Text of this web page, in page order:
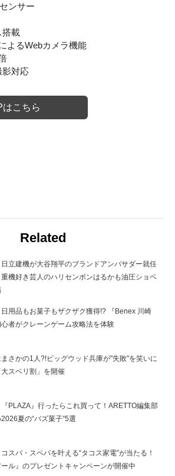
ンサー
搭載
よるWebカメラ機能
影対応
こちら
Related
日立建機が大谷翔平のブランドアンバサダー就任
機好き芸人のハリセンボンはるかも油圧ショベ
日用品もお菓子もザクザク獲得!? 『Benex 川崎
者がクレーンゲーム攻略法を体験
さかの1人?!ビッグウッド兵庫が"失敗"を笑いに
スベリ割」を開催
『PLAZA』行ったらこれ買って！ARETTO編集部
夏の“バズ菓子”5選
スパ・スペパを叶える“タコス家電”が当たる！
ール』のプレゼントキャンペーンが開催中